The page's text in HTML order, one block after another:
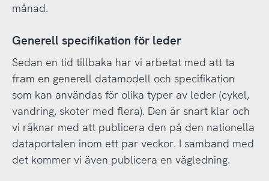
månad.
Generell specifikation för leder
Sedan en tid tillbaka har vi arbetat med att ta
fram en generell datamodell och specifikation
som kan användas för olika typer av leder (cykel,
vandring, skoter med flera). Den är snart klar och
vi räknar med att publicera den på den nationella
dataportalen inom ett par veckor. I samband med
det kommer vi även publicera en vägledning.